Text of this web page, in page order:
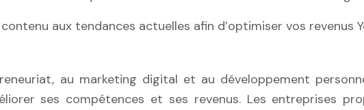
aux tendances actuelles afin d’optimiser vos revenus
au marketing digital et au développement
ses compétences et ses revenus. Les entreprises